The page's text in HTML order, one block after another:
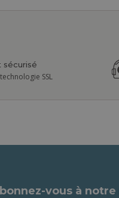
sécurisé
SSL
vous à